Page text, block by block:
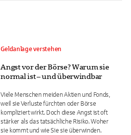
Geldanlage verstehen
Angst vor der Börse? Warum sie
normal ist – und überwindbar
Viele Menschen meiden Aktien und Fonds,
weil sie Verluste fürchten oder Börse
kompliziert wirkt. Doch diese Angst ist oft
stärker als das tatsächliche Risiko. Woher
sie kommt und wie Sie sie überwinden.